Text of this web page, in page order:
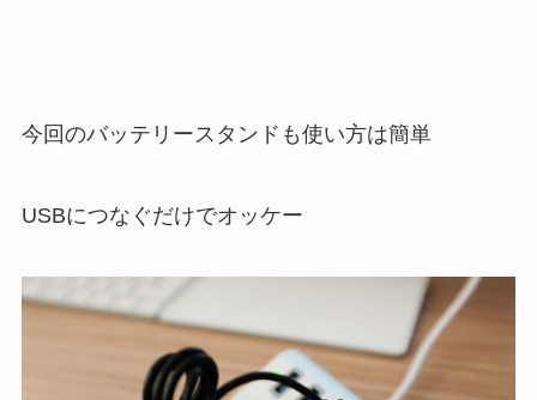
今回のバッテリースタンドも使い方は簡単
USBにつなぐだけでオッケー